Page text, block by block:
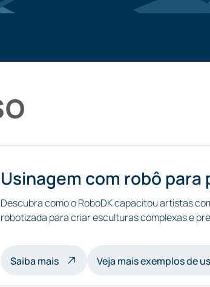
Usinagem com robô
Descubra como o RoboDK capacitou artistas
robotizada para criar esculturas complexas e
Saiba maissobre usinagem de esculturas
Veja mais exemplos de